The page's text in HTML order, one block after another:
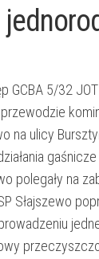
GCBA 5/32
na ulicy
gaśnicze
polegały na
Słajszewo